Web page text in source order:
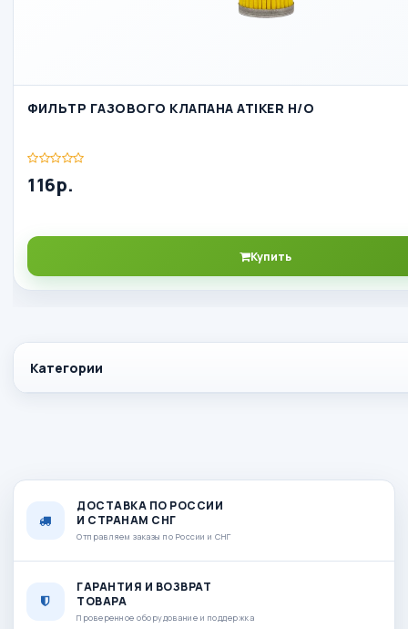
Категории
ФИЛЬТР ГАЗОВОГО КЛАПАНА ATIKER Н/О
116р.
Купить
ДОСТАВКА ПО РОССИИ
И СТРАНАМ СНГ
Отправляем заказы по России и СНГ
ГАРАНТИЯ И ВОЗВРАТ
ТОВАРА
Проверенное оборудование и поддержка